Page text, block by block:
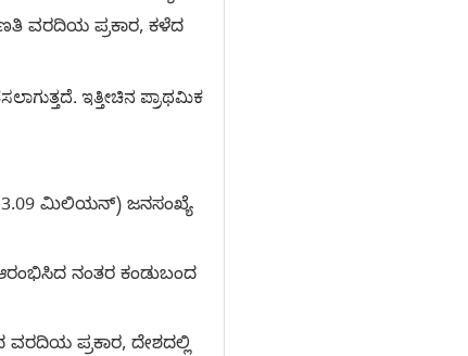
ವರದಿಯ ಪ್ರಕಾರ, ಕಳೆದ
(3.09 ಮಿಲಿಯನ್) ಜನಸಂಖ್ಯೆ
ನಂತರ ಕಂಡುಬಂದ
ಪ್ರಕಾರ, ದೇಶದಲ್ಲಿ